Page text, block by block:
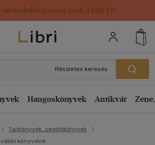
strandtáska most csak 1499 Ft!
Kártya adatai
Részletes keresés
Hangoskönyvek Antikvár
Tankönyvek, segédkönyvek
könyveink